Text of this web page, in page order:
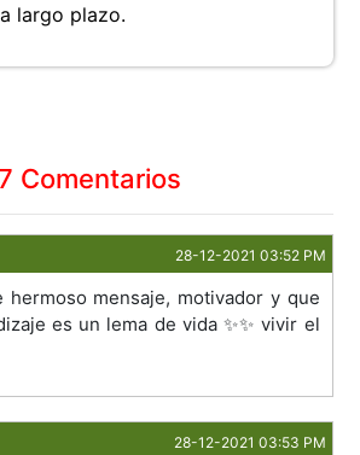
largo plazo.
7 Comentarios
28-12-2021 03:52 PM
hermoso mensaje, motivador y que
es un lema de vida ✨✨ vivir el
28-12-2021 03:53 PM